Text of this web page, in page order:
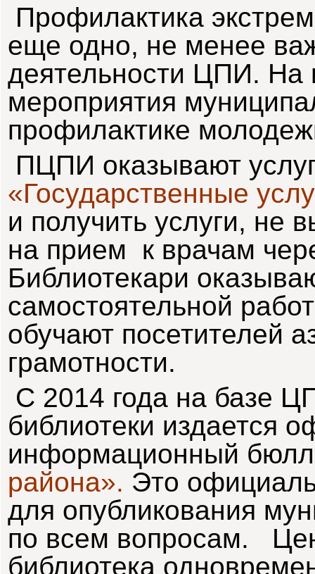
Профилактика
еще одно, не менее
деятельности ЦПИ. На
мероприятия
профилактике
ПЦПИ оказывают
«Государственные
и получить услуги, не
на прием к врачам
Библиотекари
самостоятельной
обучают посетителей
грамотности.
С 2014 года на базе
библиотеки издается
информационный
района». Это
для опубликования
по всем вопросам.
библиотека